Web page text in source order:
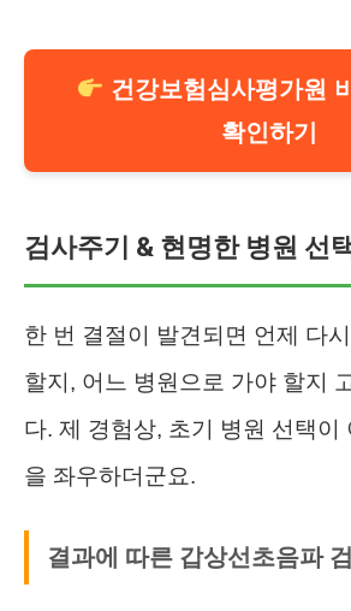
건강보험심사평가원
확인하기
검사주기 & 현명한 병원 선
한 번 결절이 발견되면 언제 다
할지, 어느 병원으로 가야 할지
다. 제 경험상, 초기 병원 선택이
을 좌우하더군요.
결과에 따른 갑상선초음파